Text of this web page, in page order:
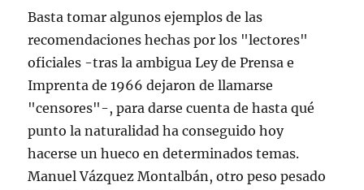
Basta tomar algunos ejemplos de las
recomendaciones hechas por los "lectores"
oficiales -tras la ambigua Ley de Prensa e
Imprenta de 1966 dejaron de llamarse
"censores"-, para darse cuenta de hasta qué
punto la naturalidad ha conseguido hoy
hacerse un hueco en determinados temas.
Manuel Vázquez Montalbán, otro peso pesado